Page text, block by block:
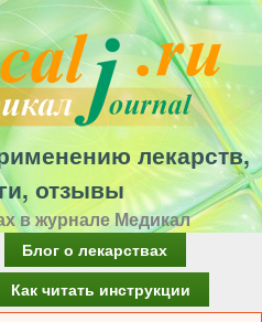
лекарств,
отзывы
в журнале Медикал
Блог о лекарствах
Как читать инструкции